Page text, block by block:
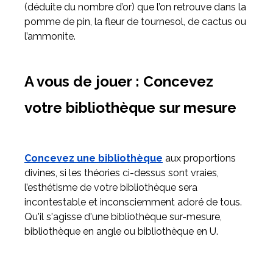
(déduite du nombre d’or) que l’on retrouve dans la
pomme de pin, la fleur de tournesol, de cactus ou
l’ammonite.
A vous de jouer : Concevez
votre bibliothèque sur mesure
Concevez une bibliothèque aux proportions
divines, si les théories ci-dessus sont vraies,
l’esthétisme de votre bibliothèque sera
incontestable et inconsciemment adoré de tous.
Qu'il s'agisse d'une bibliothèque sur-mesure,
bibliothèque en angle ou bibliothèque en U.